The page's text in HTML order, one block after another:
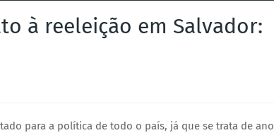
à reeleição em Salvador:
para a política de todo o país, já que se trata de ano